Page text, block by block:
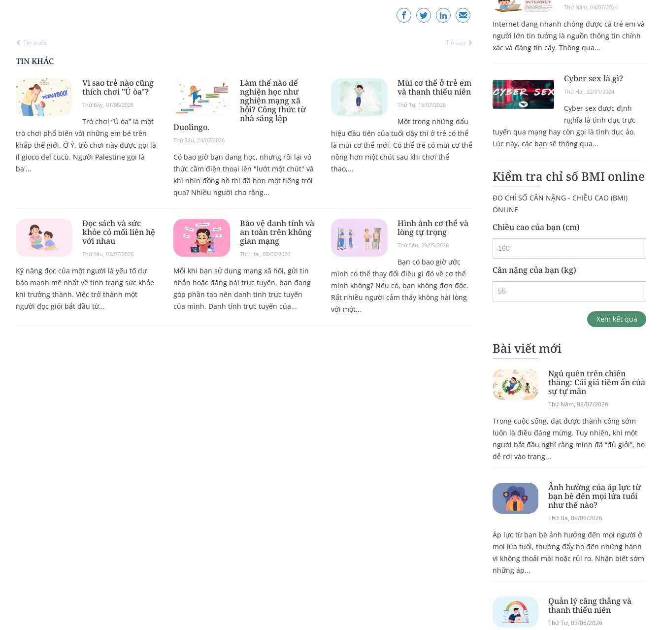
Tin trước Tin sau
TIN KHÁC
Vì sao trẻ nào cũng
thích chơi "Ú òa"?
Thứ Bảy, 01/08/2026
Trò chơi “Ú òa” là một
trò chơi phổ biến với những em bé trên
khắp thế giới. Ở Ý, trò chơi này được gọi là
il gioco del cucù. Người Palestine gọi là
ba'...
Làm thế nào để
nghiện học như
nghiện mạng xã
hội? Công thức từ
nhà sáng lập
Duolingo.
Thứ Sáu, 24/07/2026
Có bao giờ bạn đang học, nhưng rồi lại vô
thức cầm điện thoại lên "lướt một chút" và
khi nhìn đồng hồ thì đã hơn một tiếng trôi
qua? Nhiều người cho rằng...
Mùi cơ thể ở trẻ em
và thanh thiếu niên
Thứ Tư, 15/07/2026
Một trong những dấu
hiệu đầu tiên của tuổi dậy thì ở trẻ có thể
là mùi cơ thể mới. Có thể trẻ có mùi cơ thể
nồng hơn một chút sau khi chơi thể
thao,...
Đọc sách và sức
khỏe có mối liên hệ
với nhau
Thứ Sáu, 03/07/2026
Kỹ năng đọc của một người là yếu tố dự
báo mạnh mẽ nhất về tình trạng sức khỏe
khi trưởng thành. Việc trở thành một
người đọc giỏi bắt đầu từ...
Bảo vệ danh tính và
an toàn trên không
gian mạng
Thứ Hai, 08/06/2026
Mỗi khi bạn sử dụng mạng xã hội, gửi tin
nhắn hoặc đăng bài trực tuyến, bạn đang
góp phần tạo nên danh tính trực tuyến
của mình. Danh tính trực tuyến của...
Hình ảnh cơ thể và
lòng tự trọng
Thứ Sáu, 29/05/2026
Bạn có bao giờ ước
mình có thể thay đổi điều gì đó về cơ thể
mình không? Nếu có, bạn không đơn độc.
Rất nhiều người cảm thấy không hài lòng
với một...
Thứ Năm, 04/07/2024
Internet đang nhanh chóng được cả trẻ em và
người lớn tin tưởng là nguồn thông tin chính
xác và đáng tin cậy. Thông qua...
Cyber sex là gì?
Thứ Hai, 22/01/2024
Cyber sex được định
nghĩa là tình dục trực
tuyến qua mạng hay còn gọi là tình dục ảo.
Lúc này, các bạn sẽ thông qua...
Kiểm tra chỉ số BMI online
ĐO CHỈ SỐ CÂN NẶNG - CHIỀU CAO (BMI)
ONLINE
Chiều cao của bạn (cm)
Cân nặng của bạn (kg)
Xem kết quả
Bài viết mới
Ngủ quên trên chiến
thắng: Cái giá tiềm ẩn của
sự tự mãn
Thứ Năm, 02/07/2026
Trong cuộc sống, đạt được thành công sớm
luôn là điều đáng mừng. Tuy nhiên, khi một
người bắt đầu nghĩ rằng mình đã “đủ giỏi”, họ
dễ rơi vào trạng...
Ảnh hưởng của áp lực từ
bạn bè đến mọi lứa tuổi
như thế nào?
Thứ Ba, 09/06/2026
Áp lực từ bạn bè ảnh hưởng đến mọi người ở
mọi lứa tuổi, thường đẩy họ đến những hành
vi không thoải mái hoặc rủi ro. Nhận biết sớm
những áp...
Quản lý căng thẳng và
thanh thiếu niên
Thứ Tư, 03/06/2026